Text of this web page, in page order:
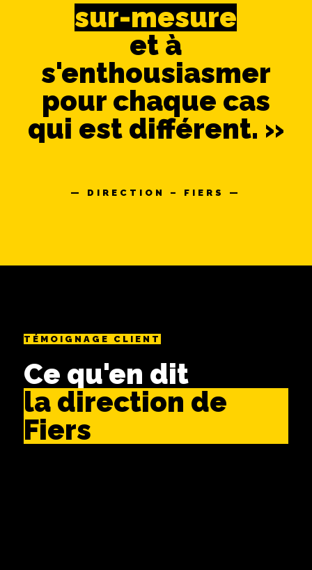
sur-mesure
et à
s'enthousiasmer
pour chaque cas
qui est différent. »
— DIRECTION – FIERS —
TÉMOIGNAGE CLIENT
Ce qu'en dit
la direction de
Fiers